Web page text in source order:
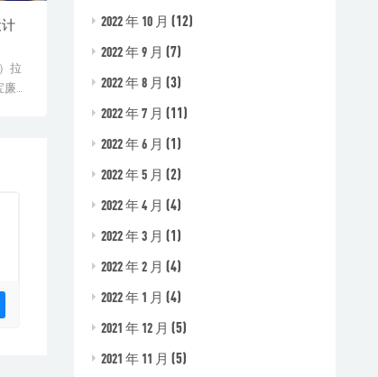
拉
校
2022 年 10 月 (12)
2022 年 9 月 (7)
2022 年 8 月 (3)
2022 年 7 月 (11)
2022 年 6 月 (1)
2022 年 5 月 (2)
2022 年 4 月 (4)
2022 年 3 月 (1)
2022 年 2 月 (4)
2022 年 1 月 (4)
2021 年 12 月 (5)
2021 年 11 月 (5)